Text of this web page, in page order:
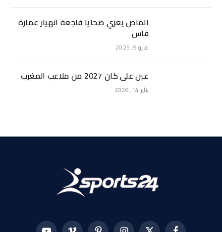
الماص يعزي ضحايا فاجعة انهيار عمارة
فاس
مايو 9, 2025
عين على كان 2027 من ملاعب المغرب
يناير 14, 2026